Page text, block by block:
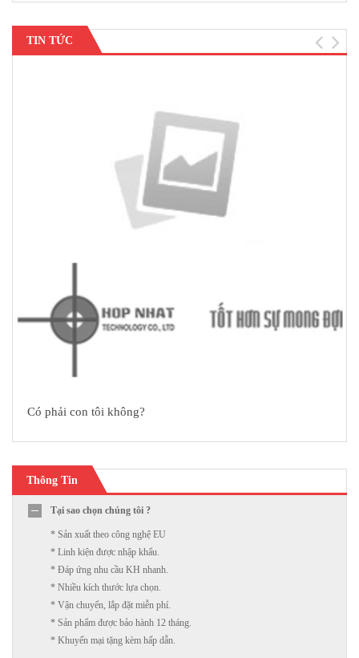
TIN TỨC
Có phải con tôi không?
Thông Tin
Tại sao chọn chúng tôi ?
* Sản xuất theo công nghệ EU
* Linh kiện được nhập khẩu.
* Đáp ứng nhu cầu KH nhanh.
* Nhiều kích thước lựa chọn.
* Vận chuyển, lắp đặt miễn phí.
* Sản phẩm được bảo hành 12 tháng.
* Khuyến mại tặng kèm hấp dẫn.